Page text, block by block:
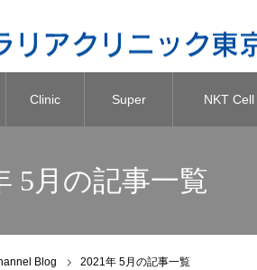
Clinic Super NKT Cell
5月の記事一覧
Blog 2021年 5月の記事一覧